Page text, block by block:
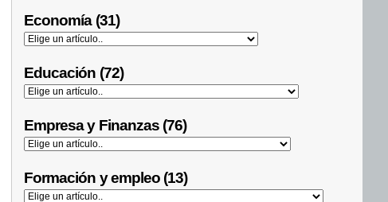
Economía (31)
Educación (72)
Empresa y Finanzas (76)
Formación y empleo (13)